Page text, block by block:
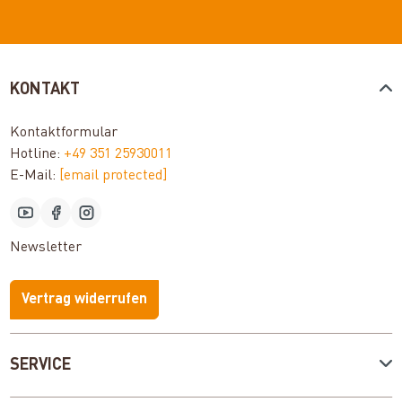
SERVICE
KONTAKT
Kontaktformular
Hotline: +49 351 25930011
E-Mail: [email protected]
Newsletter
Vertrag widerrufen